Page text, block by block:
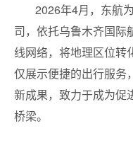
2026年4月，东航
司，依托乌鲁木齐国际
线网络，将地理区位转
仅展示便捷的出行服务
新成果，致力于成为促
桥梁。